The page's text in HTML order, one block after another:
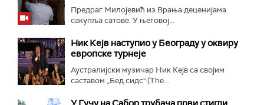
Предраг Милојевић из Врања деценијама
сакупља сатове. У његовој...
Ник Кејв наступио у Београду у оквиру
европске турнеје
Аустралијски музичар Ник Кејв са својим
саставом „Бед сидс" (The...